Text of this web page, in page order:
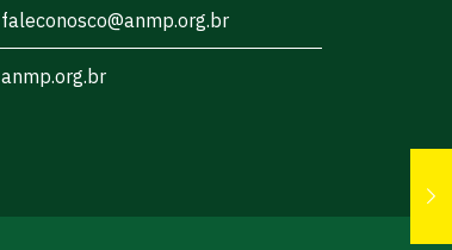
faleconosco@anmp.org.br
anmp.org.br